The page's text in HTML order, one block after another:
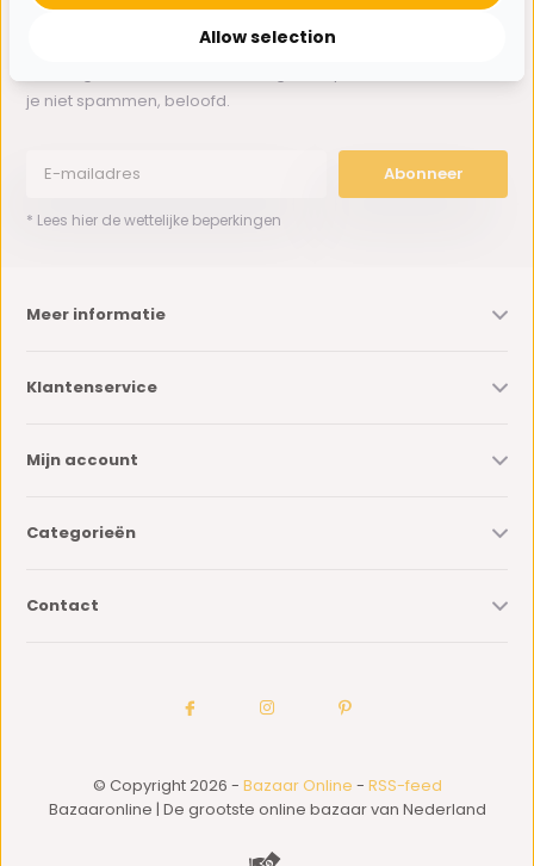
je niet spammen, beloofd.
Abonneer
* Lees hier de wettelijke beperkingen
Meer informatie
Klantenservice
Mijn account
Categorieën
Contact
© Copyright 2026 - Bazaar Online - RSS-feed
Bazaaronline | De grootste online bazaar van Nederland
Allow selection